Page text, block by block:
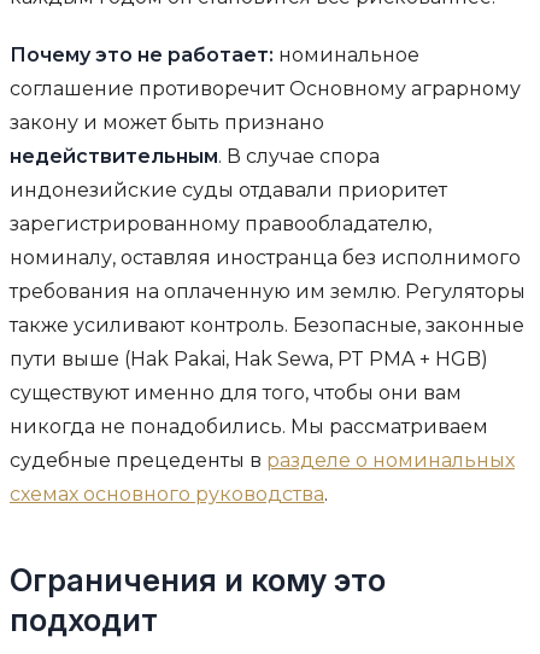
Почему это не работает: номинальное
соглашение противоречит Основному аграрному
закону и может быть признано
недействительным. В случае спора
индонезийские суды отдавали приоритет
зарегистрированному правообладателю,
номиналу, оставляя иностранца без исполнимого
требования на оплаченную им землю. Регуляторы
также усиливают контроль. Безопасные, законные
пути выше (Hak Pakai, Hak Sewa, PT PMA + HGB)
существуют именно для того, чтобы они вам
никогда не понадобились. Мы рассматриваем
судебные прецеденты в разделе о номинальных
схемах основного руководства.
Ограничения и кому это
подходит